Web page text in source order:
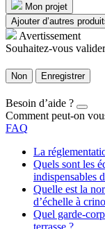
Mon projet
Ajouter d’autres
Avertissement
Souhaitez-vous
Non Enregistrer
Besoin d’aide ?
Comment peut-on
FAQ
La
Quels sont les
indispensables
Quelle est la
d’échelle à
Quel garde-
terrasse ?